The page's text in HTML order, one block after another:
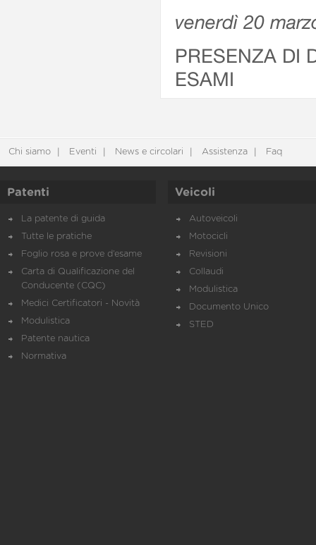
venerdì 20
PRESENZA DI
ESAMI
Chi siamo Eventi News e circolari Assistenza Faq
Patenti
La patente di guida
Tutte le pratiche
Foglio rosa e prove d’esame
Carta di Qualificazione del
Conducente (CQC)
Medici Certificatori - Novità
Modulistica
Patente nautica
Normativa
Veicoli
Autoveicoli
Motocicli
Revisioni
Collaudi
Modulistica
Documento Unico
STED